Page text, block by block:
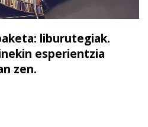
liburutegiak.
esperientzia
zen.